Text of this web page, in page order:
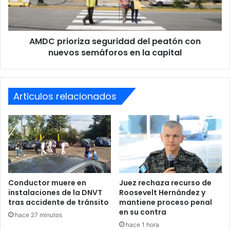
nuevos
en
AMDC prioriza seguridad del peatón con
nuevos semáforos en la capital
Articulos relacionados
Conductor muere en
instalaciones de la DNVT
tras accidente de tránsito
hace 27 minutos
Juez rechaza recurso de
Roosevelt Hernández y
mantiene proceso penal
en su contra
hace 1 hora